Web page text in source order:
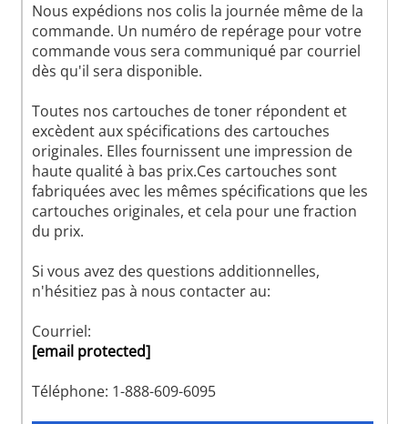
Nous expédions nos colis la journée même de la
commande. Un numéro de repérage pour votre
commande vous sera communiqué par courriel
dès qu'il sera disponible.
Toutes nos cartouches de toner répondent et
excèdent aux spécifications des cartouches
originales. Elles fournissent une impression de
haute qualité à bas prix.Ces cartouches sont
fabriquées avec les mêmes spécifications que les
cartouches originales, et cela pour une fraction
du prix.
Si vous avez des questions additionnelles,
n'hésitiez pas à nous contacter au:
Courriel:
[email protected]
Téléphone: 1-888-609-6095